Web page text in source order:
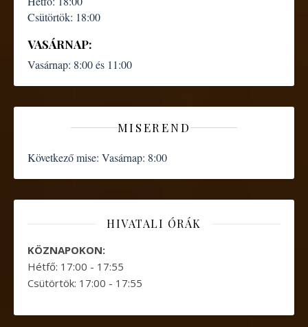
Csütörtök: 18:00
VASÁRNAP:
Vasárnap: 8:00 és 11:00
MISEREND
Következő mise: Vasárnap: 8:00
HIVATALI ÓRÁK
KÖZNAPOKON:
Hétfő: 17:00 - 17:55
Csütörtök: 17:00 - 17:55